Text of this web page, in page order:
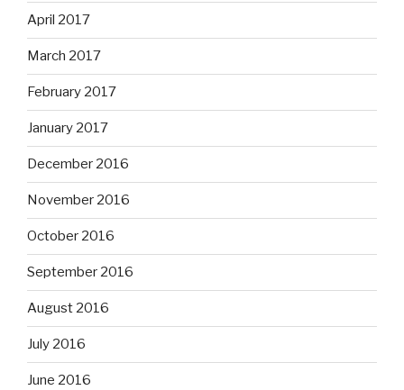
April 2017
March 2017
February 2017
January 2017
December 2016
November 2016
October 2016
September 2016
August 2016
July 2016
June 2016